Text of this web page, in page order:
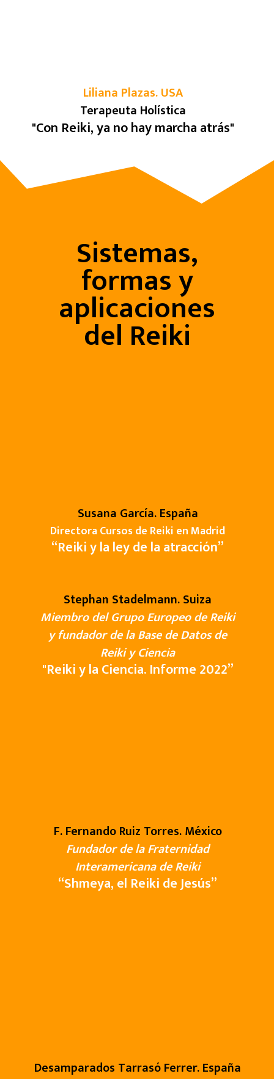
Liliana Plazas. USA
Terapeuta Holística
"Con Reiki, ya no hay marcha atrás"
Sistemas,
formas y
aplicaciones
del Reiki
Susana García. España
Directora Cursos de Reiki en Madrid
“Reiki y la ley de la atracción”
Stephan Stadelmann. Suiza
Miembro del Grupo Europeo de Reiki
y fundador de la Base de Datos de
Reiki y Ciencia
"Reiki y la Ciencia. Informe 2022”
F. Fernando Ruiz Torres. México
Fundador de la Fraternidad
Interamericana de Reiki
“Shmeya, el Reiki de Jesús”
Desamparados Tarrasó Ferrer. España